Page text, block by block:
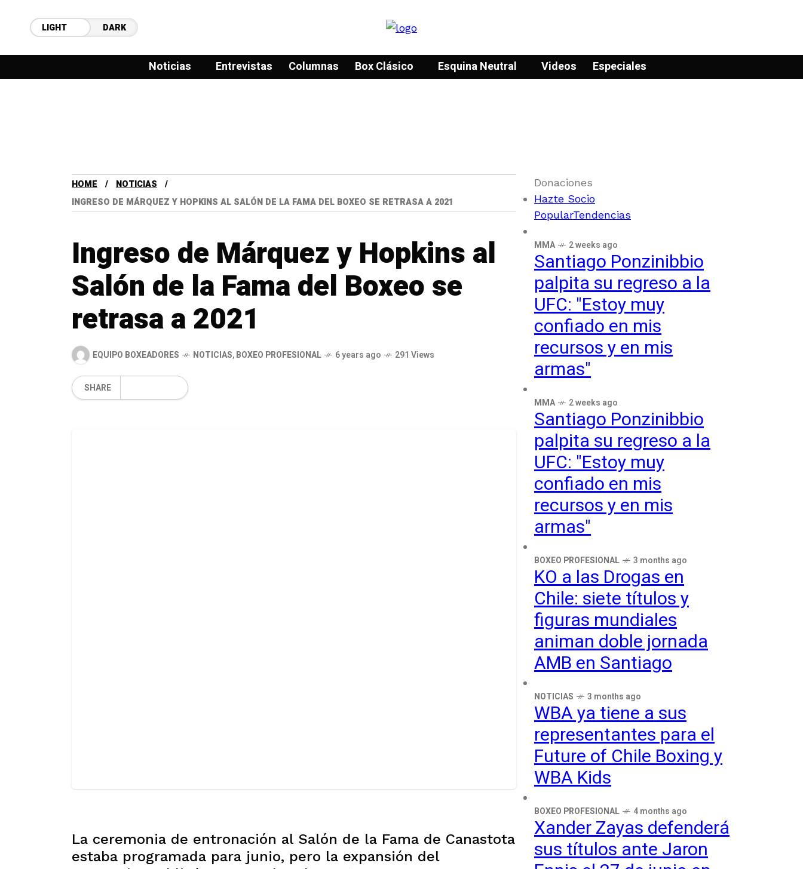
LIGHT DARK
Noticias Entrevistas Columnas Box Clásico Esquina Neutral Videos Especiales
HOME
NOTICIAS
INGRESO DE MÁRQUEZ Y HOPKINS AL SALÓN DE LA FAMA DEL BOXEO SE RETRASA A 2021
Ingreso de Márquez y Hopkins al
Salón de la Fama del Boxeo se
retrasa a 2021
EQUIPO BOXEADORES NOTICIAS,BOXEO PROFESIONAL 6 years ago 291 Views
SHARE
La ceremonia de entronación al Salón de la Fama de Canastota
estaba programada para junio, pero la expansión del
Donaciones
Hazte Socio
PopularTendencias
MMA 2 weeks ago
Santiago Ponzinibbio
palpita su regreso a la
UFC: "Estoy muy
confiado en mis
recursos y en mis
armas"
MMA 2 weeks ago
Santiago Ponzinibbio
palpita su regreso a la
UFC: "Estoy muy
confiado en mis
recursos y en mis
armas"
BOXEO PROFESIONAL 3 months ago
KO a las Drogas en
Chile: siete títulos y
figuras mundiales
animan doble jornada
AMB en Santiago
NOTICIAS 3 months ago
WBA ya tiene a sus
representantes para el
Future of Chile Boxing y
WBA Kids
BOXEO PROFESIONAL 4 months ago
Xander Zayas defenderá
sus títulos ante Jaron